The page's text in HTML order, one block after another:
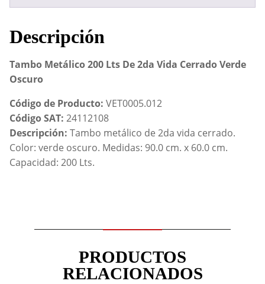
cantidad
Descripción
Tambo Metálico 200 Lts De 2da Vida Cerrado Verde
Oscuro
Código de Producto: VET0005.012
Código SAT: 24112108
Descripción: Tambo metálico de 2da vida cerrado.
Color: verde oscuro. Medidas: 90.0 cm. x 60.0 cm.
Capacidad: 200 Lts.
PRODUCTOS
RELACIONADOS